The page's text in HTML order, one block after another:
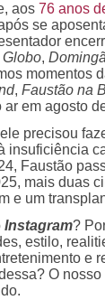
aos 76 anos
se
Globo,
momentos
, Faustão na
em agosto
precisou
insuficiência
Faustão
mais duas
e um
Instagram?
estilo,
e
O nosso